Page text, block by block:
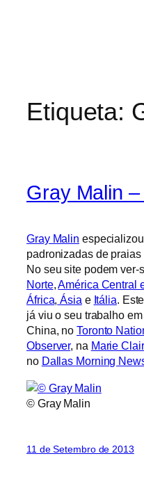
Etiqueta:
Gray Malin
Gray Malin
padronizadas de
No seu site podem
Norte,América Central
África, Ásia e Itália.
já viu o seu trabalho
China, noToronto
Observer, na Marie
no Dallas Morning
© Gray Malin
11 de Setembro de 2013